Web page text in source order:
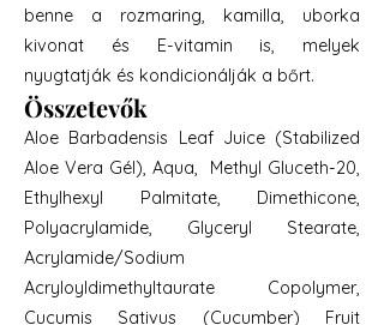
benne a rozmaring, kamilla, uborka
kivonat és E-vitamin is, melyek
nyugtatják és kondicionálják a bőrt.
Összetevők
Aloe Barbadensis Leaf Juice (Stabilized
Aloe Vera Gél), Aqua, Methyl Gluceth-20,
Ethylhexyl Palmitate, Dimethicone,
Polyacrylamide, Glyceryl Stearate,
Acrylamide/Sodium
Acryloyldimethyltaurate Copolymer,
Cucumis Sativus (Cucumber) Fruit